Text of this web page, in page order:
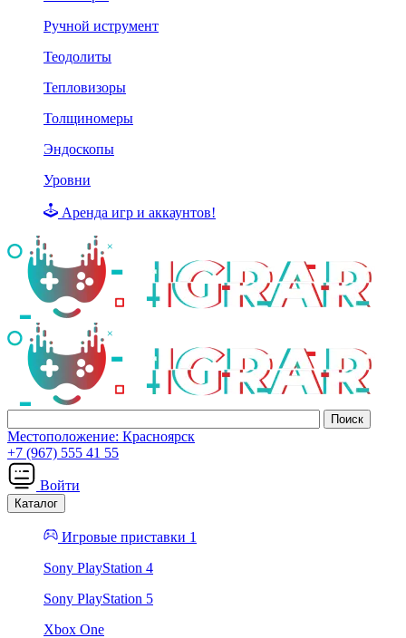
Ручной иструмент
Теодолиты
Тепловизоры
Толщиномеры
Эндоскопы
Уровни
Аренда игр и аккаунтов!
Местоположение: Красноярск
+7 (967) 555 41 55
Войти
Каталог
Игровые приставки 1
Sony PlayStation 4
Sony PlayStation 5
Xbox One